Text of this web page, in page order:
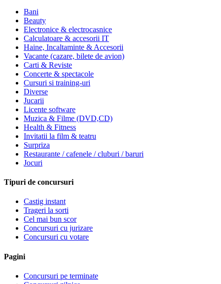
Bani
Beauty
Electronice & electrocasnice
Calculatoare & accesorii IT
Haine, Incaltaminte & Accesorii
Vacante (cazare, bilete de avion)
Carti & Reviste
Concerte & spectacole
Cursuri si training-uri
Diverse
Jucarii
Licente software
Muzica & Filme (DVD,CD)
Health & Fitness
Invitatii la film & teatru
Surpriza
Restaurante / cafenele / cluburi / baruri
Jocuri
Tipuri de concursuri
Castig instant
Trageri la sorti
Cel mai bun scor
Concursuri cu jurizare
Concursuri cu votare
Pagini
Concursuri pe terminate